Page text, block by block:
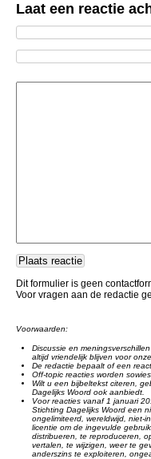
Laat een reactie
Dit formulier is geen
Voor vragen aan de redactie
Voorwaarden:
Discussie en
altijd vriendelijk blijven voor
De redactie bepaalt of een
Off-topic reacties worden
Wilt u een bijbeltekst citeren,
Dagelijks Woord ook aanbiedt.
Voor reacties vanaf 1 januari
Stichting Dagelijks Woord een
ongelimiteerd, wereldwijd, niet-
licentie om de ingevulde
distribueren, te reproduceren,
vertalen, te wijzigen, weer te
anderszins te exploiteren,